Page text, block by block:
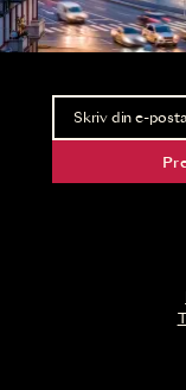
Nyhetsbrev
Ta del av